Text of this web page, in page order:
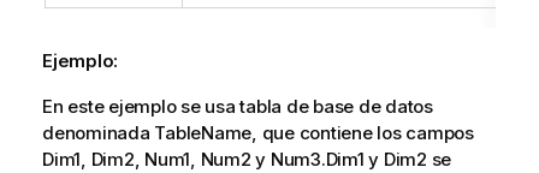
Ejemplo:
En este ejemplo se usa tabla de base de datos
denominada TableName, que contiene los campos
Dim1, Dim2, Num1, Num2 y Num3.Dim1 y Dim2 se